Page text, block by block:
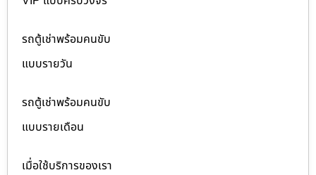
รถตู้เช่าพร้อมคนขับ
แบบรายวัน
รถตู้เช่าพร้อมคนขับ
แบบรายเดือน
เมื่อใช้บริการของเรา